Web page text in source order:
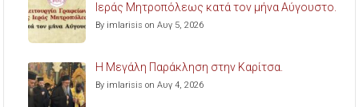
Ιεράς Μητροπόλεως κατά τον μήνα Αύγουστο.
By imlarisis on Αυγ 5, 2026
Η Μεγάλη Παράκληση στην Καρίτσα.
By imlarisis on Αυγ 4, 2026